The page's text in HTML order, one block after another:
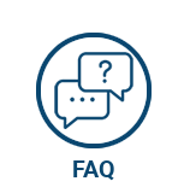
FAQ